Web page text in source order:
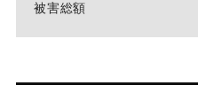
被害総額